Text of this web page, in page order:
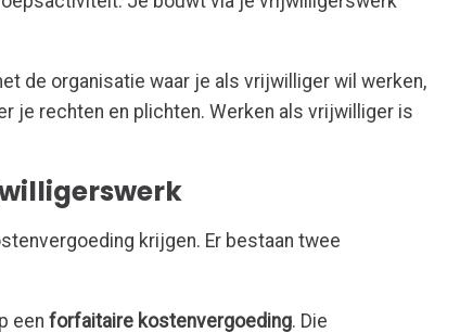
de organisatie waar je als vrijwilliger wil werken,
je rechten en plichten. Werken als vrijwilliger is
krijgen. Er bestaan twee
eenforfaitaire kostenvergoeding. Die